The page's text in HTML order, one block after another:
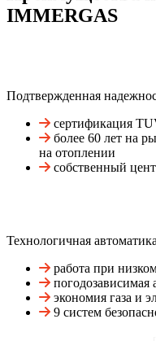
IMMERGAS
Подтвержденная
сертификация
более 60 лет на
на отоплении
собственный
Технологичная автоматика
работа при
погодозависимая
экономия газа и
9 систем